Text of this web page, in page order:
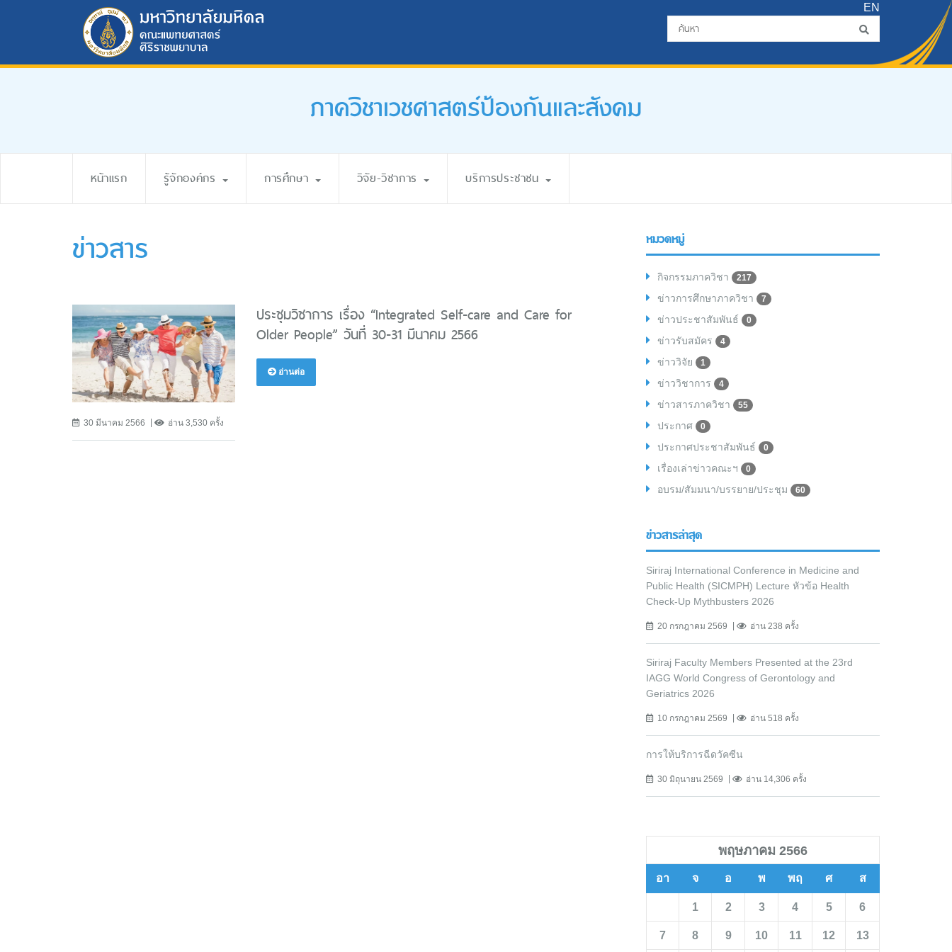
EN
ภาควิชาเวชศาสตร์ป้องกันและสังคม
หน้าแรก รู้จักองค์กร การศึกษา วิจัย-วิชาการ บริการประชาชน
ข่าวสาร
30 มีนาคม 2566 อ่าน 3,530 ครั้ง
ประชุมวิชาการ เรื่อง “Integrated Self-care and Care for
Older People” วันที่ 30-31 มีนาคม 2566
อ่านต่อ
หมวดหมู่
กิจกรรมภาควิชา 217
ข่าวการศึกษาภาควิชา 7
ข่าวประชาสัมพันธ์ 0
ข่าวรับสมัคร 4
ข่าววิจัย 1
ข่าววิชาการ 4
ข่าวสารภาควิชา 55
ประกาศ 0
ประกาศประชาสัมพันธ์ 0
เรื่องเล่าข่าวคณะฯ 0
อบรม/สัมมนา/บรรยาย/ประชุม 60
ข่าวสารล่าสุด
Siriraj International Conference in Medicine and
Public Health (SICMPH) Lecture หัวข้อ Health
Check-Up Mythbusters 2026
20 กรกฎาคม 2569 อ่าน 238 ครั้ง
Siriraj Faculty Members Presented at the 23rd
IAGG World Congress of Gerontology and
Geriatrics 2026
10 กรกฎาคม 2569 อ่าน 518 ครั้ง
การให้บริการฉีดวัคซีน
30 มิถุนายน 2569 อ่าน 14,306 ครั้ง
พฤษภาคม 2566
อา จ อ พ พฤ ศ ส
1 2 3 4 5 6
7 8 9 10 11 12 13